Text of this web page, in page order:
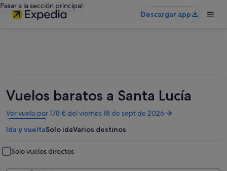
Pasar a la sección principal
Descargar app
Vuelos baratos a Santa Lucía
Ver vuelo por 178 € del viernes 18 de sept de 2026
Se
abre
en
ventana
nueva
Ida y vueltaSolo idaVarios destinos
Solo vuelos directos